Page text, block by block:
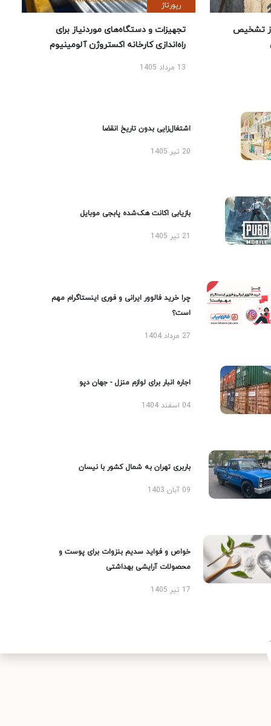
تشخیص
رپورتاژ
تجهیزات و دستگاه‌های موردنیاز برای
راه‌اندازی کارخانه اکستروژن آلومینیوم
13 مرداد 1405
اشتغال‌زایی بدون تاریخ انقضا
20 تیر 1405
بازیابی اکانت هک‌شده پابجی موبایل
چرا خرید فالوور ایرانی و فوری اینستاگرام مهم
است؟
27 مرداد 1404
اجاره انبار برای لوازم منزل - جهان دپو
04 اسفند 1404
باربری تهران به شمال کشور با نیسان
09 آبان 1403
خواص و فواید سدیم بنزوات برای پوست و
محصولات آرایشی بهداشتی
17 تیر 1405